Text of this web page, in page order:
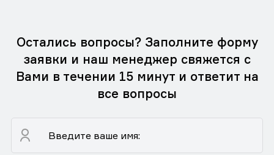
Остались вопросы? Заполните форму
заявки и наш менеджер свяжется с
Вами в течении 15 минут и ответит на
все вопросы